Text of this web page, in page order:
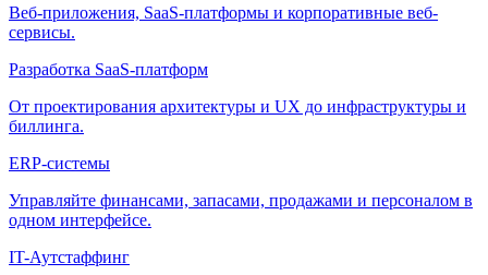
Веб-приложения, SaaS-платформы и корпоративные веб-
сервисы.
Разработка SaaS-платформ
От проектирования архитектуры и UX до инфраструктуры и
биллинга.
ERP-системы
Управляйте финансами, запасами, продажами и персоналом в
одном интерфейсе.
IT-Аутстаффинг